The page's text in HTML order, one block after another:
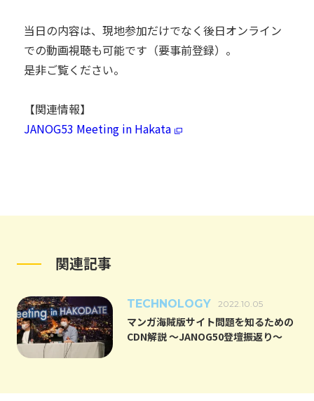
当日の内容は、現地参加だけでなく後日オンライン
での動画視聴も可能です（要事前登録）。
是非ご覧ください。
【関連情報】
JANOG53 Meeting in Hakata
関連記事
TECHNOLOGY 2022.10.05
マンガ海賊版サイト問題を知るための
CDN解説 ～JANOG50登壇振返り～